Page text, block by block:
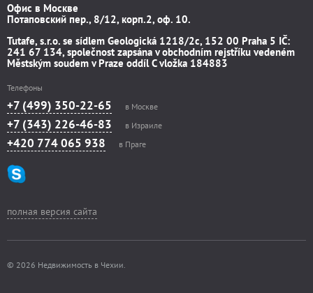
Офис в Москве
Потаповский пер., 8/12, корп.2, оф. 10.
Tutafe, s.r.o. se sídlem Geologická 1218/2c, 152 00 Praha 5 IČ:
241 67 134, společnost zapsána v obchodním rejstříku vedeném
Městským soudem v Praze oddíl C vložka 184883
Телефоны
+7 (499) 350-22-65 в Москве
+7 (343) 226-46-83 в Израиле
+420 774 065 938 в Праге
полная версия сайта
© 2026 Недвижимость в Чехии.